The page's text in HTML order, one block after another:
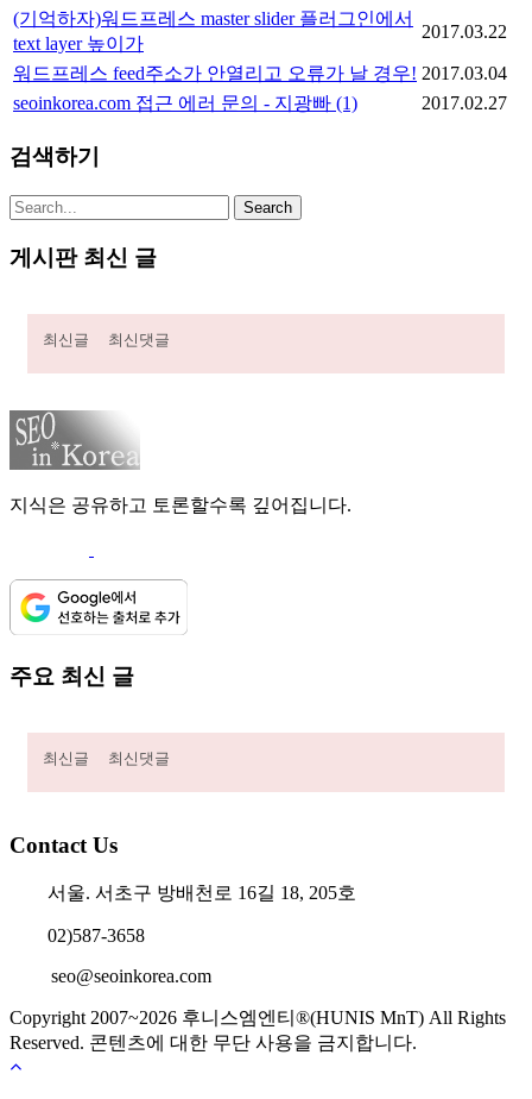
(기억하자)워드프레스 master slider 플러그인에서
text layer 높이가
2017.03.22
워드프레스 feed주소가 안열리고 오류가 날 경우! 2017.03.04
seoinkorea.com 접근 에러 문의 - 지광빠 (1) 2017.02.27
검색하기
게시판 최신 글
최신글 최신댓글
지식은 공유하고 토론할수록 깊어집니다.
주요 최신 글
최신글 최신댓글
Contact Us
서울. 서초구 방배천로 16길 18, 205호
02)587-3658
seo@seoinkorea.com
Copyright 2007~2026 후니스엠엔티®(HUNIS MnT) All Rights
Reserved. 콘텐츠에 대한 무단 사용을 금지합니다.